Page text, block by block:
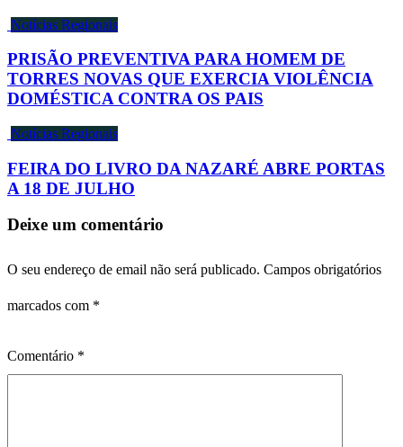
Notícias Regionais
PRISÃO PREVENTIVA PARA HOMEM DE
TORRES NOVAS QUE EXERCIA VIOLÊNCIA
DOMÉSTICA CONTRA OS PAIS
Notícias Regionais
FEIRA DO LIVRO DA NAZARÉ ABRE PORTAS
A 18 DE JULHO
Deixe um comentário
O seu endereço de email não será publicado. Campos obrigatórios
marcados com *
Comentário *